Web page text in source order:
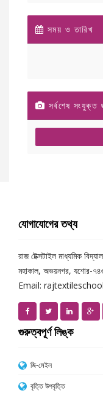
সময় ও তারিখ
সর্বশেষ সংযুক্ত
যোগাযোগের তথ্য
রাজ টেক্সটাইল মাধ্যমিক
মহাকাল, অভয়নগর, যশোর-
Email:
গুরুত্বপূর্ণ লিঙ্ক
জি-মেইল
বৃত্তি উপবৃত্তি